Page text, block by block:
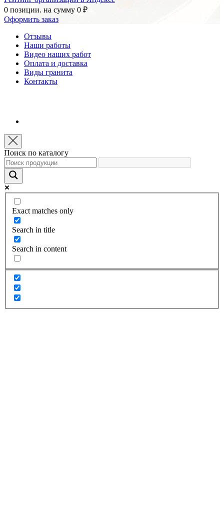
0 позиции. на сумму 0 ₽
Оформить заказ
Отзывы
Наши работы
Видео наших работ
Оплата и доставка
Виды гранита
Контакты
Поиск по каталогу
Exact matches only
Search in title
Search in content